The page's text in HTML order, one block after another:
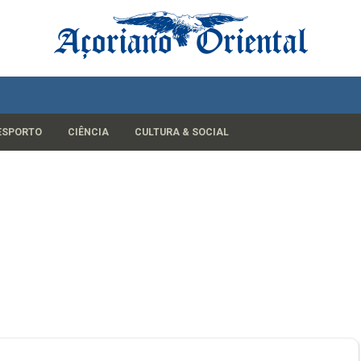
CIÊNCIA CULTURA & SOCIAL